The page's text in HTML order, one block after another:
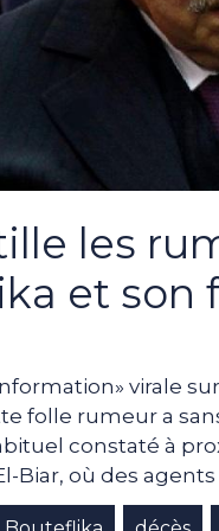
les
et son
virale
folle rumeur a
constaté à
Biar, où des